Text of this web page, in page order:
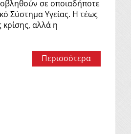
σε οποιαδήποτε
Σύστημα Υγείας. Η τέως
κρίσης, αλλά η
Περισσότερα